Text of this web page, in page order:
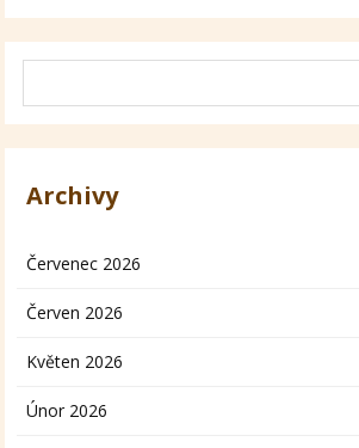
Archivy
Červenec 2026
Červen 2026
Květen 2026
Únor 2026